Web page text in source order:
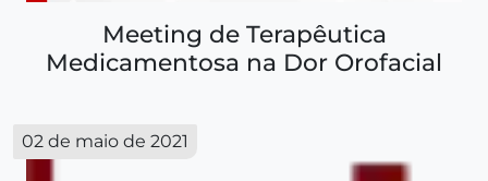
Meeting de Terapêutica
Medicamentosa na Dor Orofacial
02 de maio de 2021